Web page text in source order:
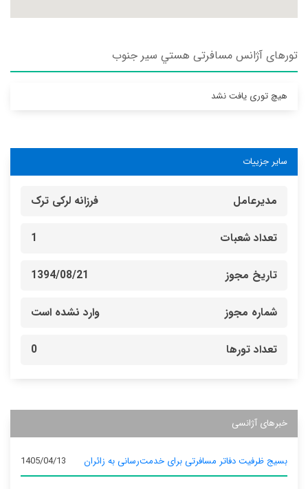
تورهای آژانس مسافرتی هستي سير جنوب
هیچ توری یافت نشد
سایر جزییات
مدیرعامل فرزانه لرکی ترک
تعداد شعبات 1
تاریخ مجوز 1394/08/21
شماره مجوز وارد نشده است
تعداد تورها 0
خبرهای آژانسی
بسیج ظرفیت دفاتر مسافرتی برای خدمت‌رسانی به زائران 1405/04/13